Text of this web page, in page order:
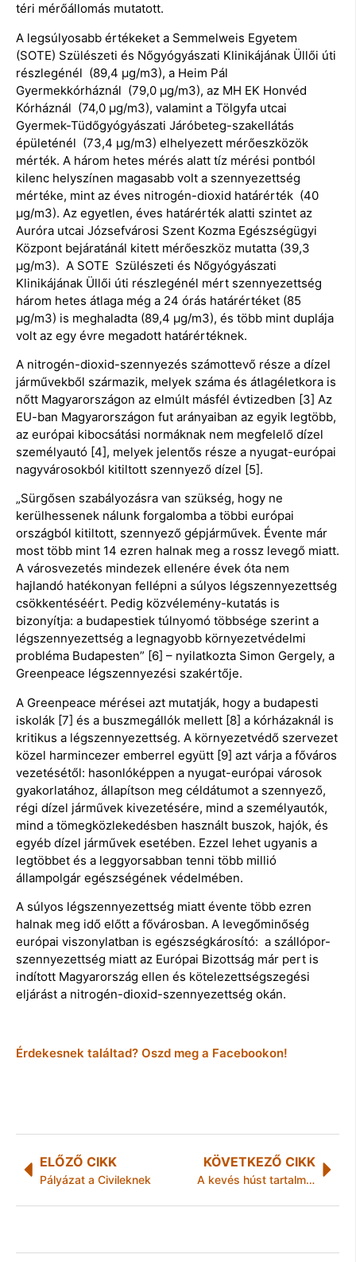
téri mérőállomás mutatott.
A legsúlyosabb értékeket a Semmelweis Egyetem
(SOTE) Szülészeti és Nőgyógyászati Klinikájának Üllői úti
részlegénél (89,4 µg/m3), a Heim Pál
Gyermekkórháznál (79,0 µg/m3), az MH EK Honvéd
Kórháznál (74,0 µg/m3), valamint a Tölgyfa utcai
Gyermek-Tüdőgyógyászati Járóbeteg-szakellátás
épületénél (73,4 µg/m3) elhelyezett mérőeszközök
mérték. A három hetes mérés alatt tíz mérési pontból
kilenc helyszínen magasabb volt a szennyezettség
mértéke, mint az éves nitrogén-dioxid határérték (40
µg/m3). Az egyetlen, éves határérték alatti szintet az
Auróra utcai Józsefvárosi Szent Kozma Egészségügyi
Központ bejáratánál kitett mérőeszköz mutatta (39,3
µg/m3). A SOTE Szülészeti és Nőgyógyászati
Klinikájának Üllői úti részlegénél mért szennyezettség
három hetes átlaga még a 24 órás határértéket (85
µg/m3) is meghaladta (89,4 µg/m3), és több mint duplája
volt az egy évre megadott határértéknek.
A nitrogén-dioxid-szennyezés számottevő része a dízel
járművekből származik, melyek száma és átlagéletkora is
nőtt Magyarországon az elmúlt másfél évtizedben [3] Az
EU-ban Magyarországon fut arányaiban az egyik legtöbb,
az európai kibocsátási normáknak nem megfelelő dízel
személyautó [4], melyek jelentős része a nyugat-európai
nagyvárosokból kitiltott szennyező dízel [5].
„Sürgősen szabályozásra van szükség, hogy ne
kerülhessenek nálunk forgalomba a többi európai
országból kitiltott, szennyező gépjárművek. Évente már
most több mint 14 ezren halnak meg a rossz levegő miatt.
A városvezetés mindezek ellenére évek óta nem
hajlandó hatékonyan fellépni a súlyos légszennyezettség
csökkentéséért. Pedig közvélemény-kutatás is
bizonyítja: a budapestiek túlnyomó többsége szerint a
légszennyezettség a legnagyobb környezetvédelmi
probléma Budapesten” [6] – nyilatkozta Simon Gergely, a
Greenpeace légszennyezési szakértője.
A Greenpeace mérései azt mutatják, hogy a budapesti
iskolák [7] és a buszmegállók mellett [8] a kórházaknál is
kritikus a légszennyezettség. A környezetvédő szervezet
közel harmincezer emberrel együtt [9] azt várja a főváros
vezetésétől: hasonlóképpen a nyugat-európai városok
gyakorlatához, állapítson meg céldátumot a szennyező,
régi dízel járművek kivezetésére, mind a személyautók,
mind a tömegközlekedésben használt buszok, hajók, és
egyéb dízel járművek esetében. Ezzel lehet ugyanis a
legtöbbet és a leggyorsabban tenni több millió
állampolgár egészségének védelmében.
A súlyos légszennyezettség miatt évente több ezren
halnak meg idő előtt a fővárosban. A levegőminőség
európai viszonylatban is egészségkárosító: a szállópor-
szennyezettség miatt az Európai Bizottság már pert is
indított Magyarország ellen és kötelezettségszegési
eljárást a nitrogén-dioxid-szennyezettség okán.
Érdekesnek találtad? Oszd meg a Facebookon!
ELŐZŐ CIKK
Pályázat a Civileknek
KÖVETKEZŐ CIKK
A kevés húst tartalmazó étrend karbonlábnyoma kisebb, mint a hagyományos vegetáriánusé